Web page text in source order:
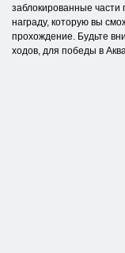
заблокированные
награду, которую вы
прохождение. Будьте
ходов, для победы в